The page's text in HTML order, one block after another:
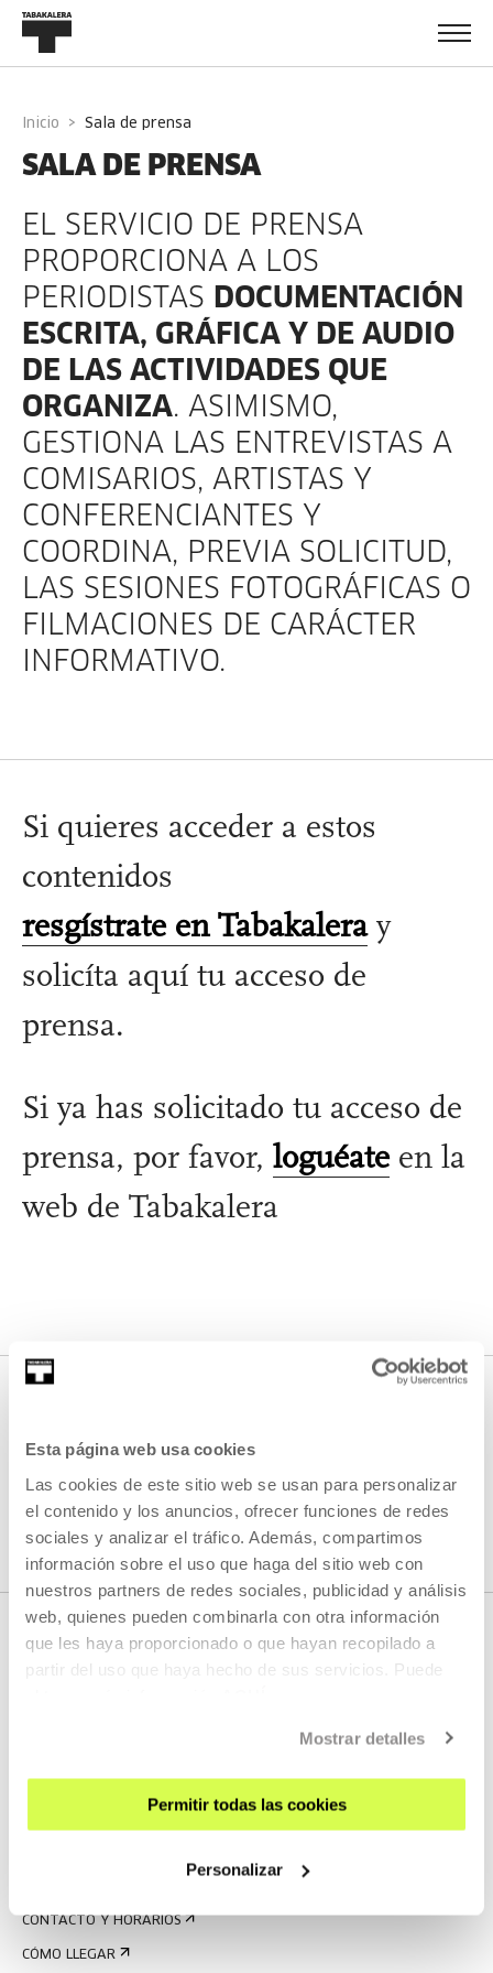
Esta página web usa cookies
Las cookies de este sitio web se usan para personalizar
el contenido y los anuncios, ofrecer funciones de redes
sociales y analizar el tráfico. Además, compartimos
información sobre el uso que haga del sitio web con
nuestros partners de redes sociales, publicidad y análisis
web, quienes pueden combinarla con otra información
que les haya proporcionado o que hayan recopilado a
partir del uso que haya hecho de sus servicios. Puede
Mostrar detalles
Permitir todas las cookies
Personalizar
Inicio sala de prensa
SALA DE PRENSA
EL SERVICIO DE PRENSA
PROPORCIONA A LOS
PERIODISTAS DOCUMENTACIÓN
ESCRITA, GRÁFICA Y DE AUDIO
DE LAS ACTIVIDADES QUE
ORGANIZA. ASIMISMO,
GESTIONA LAS ENTREVISTAS A
COMISARIOS, ARTISTAS Y
CONFERENCIANTES Y
COORDINA, PREVIA SOLICITUD,
LAS SESIONES FOTOGRÁFICAS O
FILMACIONES DE CARÁCTER
INFORMATIVO.
Si quieres acceder a estos
contenidos
resgístrate en Tabakaleray
solicíta aquí tu acceso de
prensa.
Si ya has solicitado tu acceso de
prensa, por favor, loguéateen la
web de Tabakalera
Medios de comunicación
PRENTSA@TABAKALERA.EUS
T.+34 943 011 311 /+34 688 743 500
REGÍSTRATE AL BOLETÍN
AGENDA
CONTACTO Y HORARIOS
CÓMO LLEGAR
Navigated to